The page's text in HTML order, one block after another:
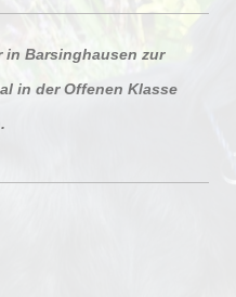
in Barsinghausen zur
in der Offenen Klasse